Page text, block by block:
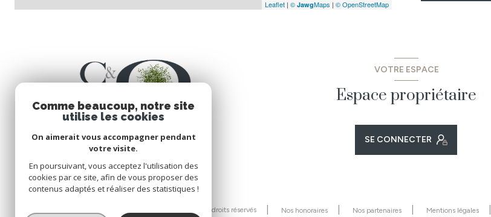
Leaflet | © JawgMaps | © OpenStreetMap
VOTRE ESPACE
Espace propriétaire
SE CONNECTER
© 2026 | Tous droits réservés Nos honoraires Nos partenaires Mentions légales
Comme beaucoup, notre site
utilise les cookies
On aimerait vous accompagner pendant
votre visite.
En poursuivant, vous acceptez l'utilisation des
cookies par ce site, afin de vous proposer des
contenus adaptés et réaliser des statistiques !